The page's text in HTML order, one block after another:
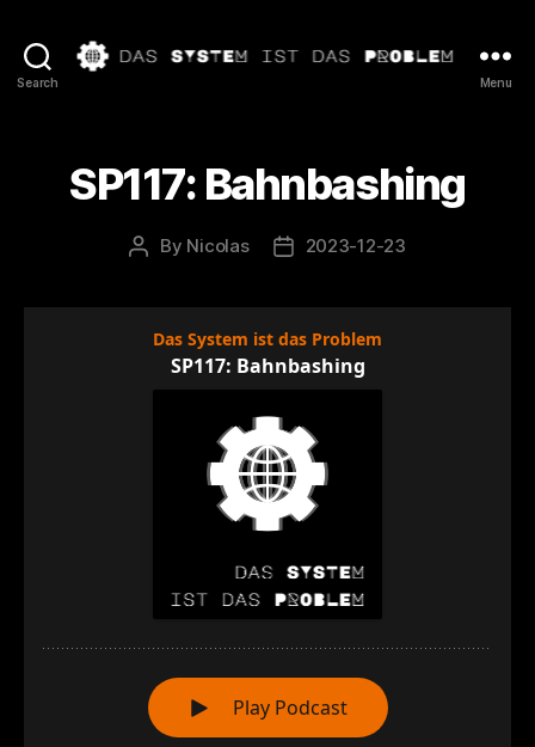
Search
Problem
Menu
SP117: Bahnbashing
Post
By Nicolas
Post2023-12-23